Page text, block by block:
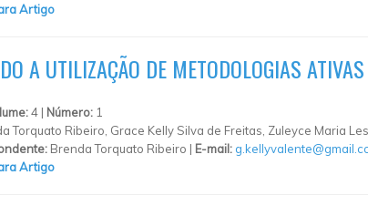
Artigo
A UTILIZAÇÃO DE METODOLOGIAS
4 | Número: 1
Torquato Ribeiro, Grace Kelly Silva de Freitas, Zuleyce Maria
Brenda Torquato Ribeiro | E-mail:
Artigo